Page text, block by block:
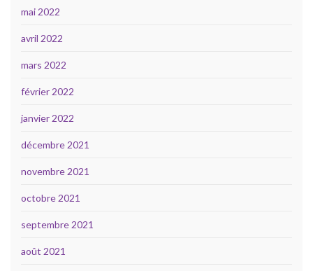
mai 2022
avril 2022
mars 2022
février 2022
janvier 2022
décembre 2021
novembre 2021
octobre 2021
septembre 2021
août 2021